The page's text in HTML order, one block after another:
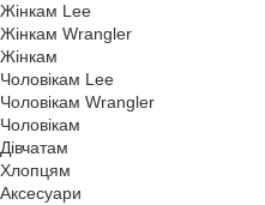
Жінкам Lee
Жінкам Wrangler
Жінкам
Чоловікам Lee
Чоловікам Wrangler
Чоловікам
Дівчатам
Хлопцям
Аксесуари